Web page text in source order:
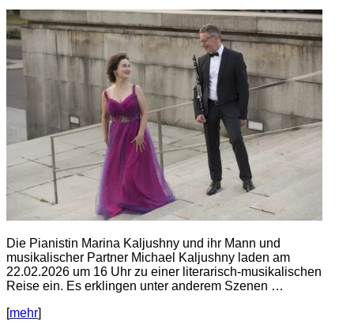
Die Pianistin Marina Kaljushny und ihr Mann und
musikalischer Partner Michael Kaljushny laden am
22.02.2026 um 16 Uhr zu einer literarisch-musikalischen
Reise ein. Es erklingen unter anderem Szenen …
[mehr]